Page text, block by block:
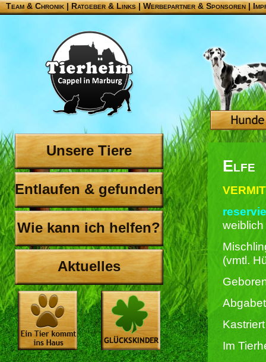
Team & Chronik |Ratgeber & Links|Werbepartner & Sponsoren|
Unsere Tiere
Entlaufen & gefunden
Wie kann ich helfen?
Aktuelles
Elfe
weiblich
(vmtl.
Im